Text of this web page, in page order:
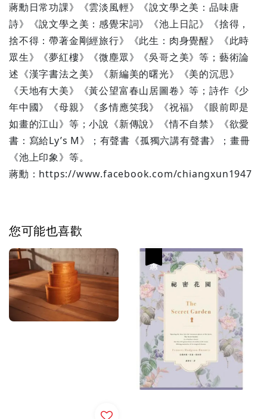
蔣勳日常功課》《雲淡風輕》《說文學之美：品味唐
詩》《說文學之美：感覺宋詞》《池上日記》《捨得，
捨不得：帶著金剛經旅行》《此生：肉身覺醒》《此時
眾生》《夢紅樓》《微塵眾》《吳哥之美》等；藝術論
述《漢字書法之美》《新編美的曙光》《美的沉思》
《天地有大美》《黃公望富春山居圖卷》等；詩作《少
年中國》《母親》《多情應笑我》《祝福》《眼前即是
如畫的江山》等；小說《新傳說》《情不自禁》《欲愛
書：寫給Ly’s M》；有聲書《孤獨六講有聲書》；畫冊
《池上印象》等。
蔣勳：https://www.facebook.com/chiangxun1947
您可能也喜歡